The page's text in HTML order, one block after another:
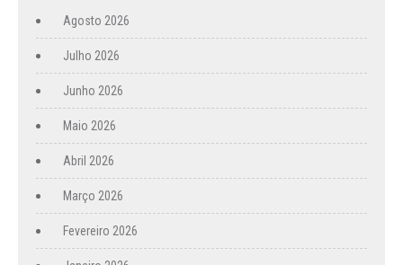
Agosto 2026
Julho 2026
Junho 2026
Maio 2026
Abril 2026
Março 2026
Fevereiro 2026